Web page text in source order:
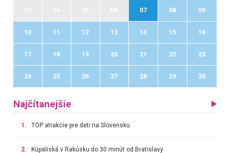
07 08 09
10 11 12 13 14 15 16
17 18 19 20 21 22 23
24 25 26 27 28 29 30
Najčítanejšie
1. TOP atrakcie pre deti na Slovensku
2. Kúpaliská v Rakúsku do 30 minút od Bratislavy